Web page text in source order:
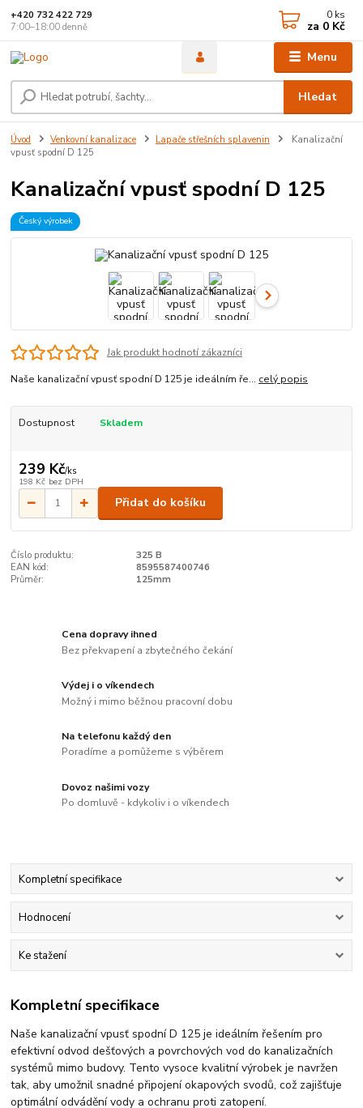
Menu
Hledat
+420 732 422 729
7:00–18:00 denně
0 ks
za 0 Kč
Úvod Venkovní kanalizace Lapače střešních splavenin
Kanalizační
vpusť spodní D 125
Kanalizační vpusť spodní D 125
Český výrobek
Jak produkt hodnotí zákazníci
Naše kanalizační vpusť spodní D 125 je ideálním ře... celý popis
Dostupnost Skladem
239 Kč/ks
198 Kč bez DPH
Přidat do košíku
Číslo produktu:
325 B
EAN kód:
8595587400746
Průměr:
125mm
Cena dopravy ihned
Bez překvapení a zbytečného čekání
Výdej i o víkendech
Možný i mimo běžnou pracovní dobu
Na telefonu každý den
Poradíme a pomůžeme s výběrem
Dovoz našimi vozy
Po domluvě - kdykoliv i o víkendech
Kompletní specifikace
Hodnocení
Ke stažení
Kompletní specifikace
Naše kanalizační vpusť spodní D 125 je ideálním řešením pro
efektivní odvod dešťových a povrchových vod do kanalizačních
systémů mimo budovy. Tento vysoce kvalitní výrobek je navržen
tak, aby umožnil snadné připojení okapových svodů, což zajišťuje
optimální odvádění vody a ochranu proti zatopení.